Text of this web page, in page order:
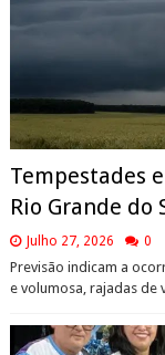
Tempestades
Rio Grande do
Julho 27, 2026 0
Previsão indicam a
e volumosa, rajadas de